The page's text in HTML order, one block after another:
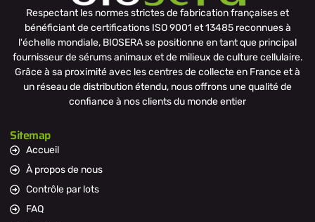
Respectant les normes strictes de fabrication françaises et
bénéficiant de certifications ISO 9001 et 13485 reconnues à
l'échelle mondiale, BIOSERA se positionne en tant que principal
fournisseur de sérums animaux et de milieux de culture cellulaire.
Grâce à sa proximité avec les centres de collecte en France et à
un réseau de distribution étendu, nous offrons une qualité de
confiance à nos clients du monde entier
Sitemap
Accueil
À propos de nous
Contrôle par lots
FAQ